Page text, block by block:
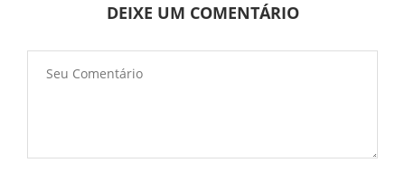
DEIXE UM COMENTÁRIO